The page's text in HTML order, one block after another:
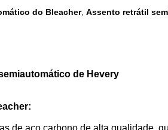
do Bleacher, Assento retrátil
de Hevery
de aço carbono de alta qualidade,